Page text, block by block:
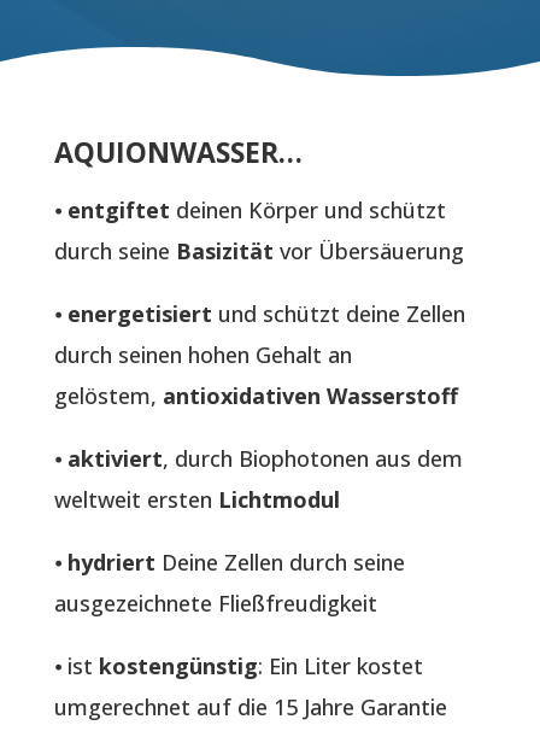
AQUIONWASSER…
⦁ entgiftet deinen Körper und schützt
durch seine Basizität vor Übersäuerung
⦁ energetisiert und schützt deine Zellen
durch seinen hohen Gehalt an
gelöstem, antioxidativen Wasserstoff
⦁ aktiviert, durch Biophotonen aus dem
weltweit ersten Lichtmodul
⦁ hydriert Deine Zellen durch seine
ausgezeichnete Fließfreudigkeit
⦁ ist kostengünstig: Ein Liter kostet
umgerechnet auf die 15 Jahre Garantie